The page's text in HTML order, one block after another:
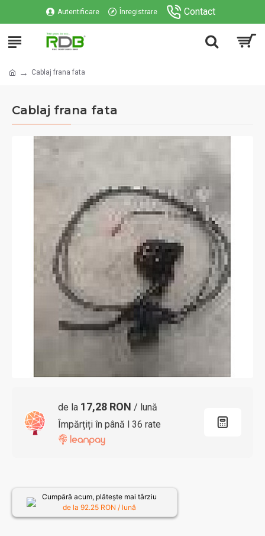
Autentificare Înregistrare Contact
Cablaj frana fata
Cablaj frana fata
de la 17,28 RON / lună
Împărțiți în până l 36 rate
Cumpără acum, plătește mai târziu
de la 92.25 RON / lună